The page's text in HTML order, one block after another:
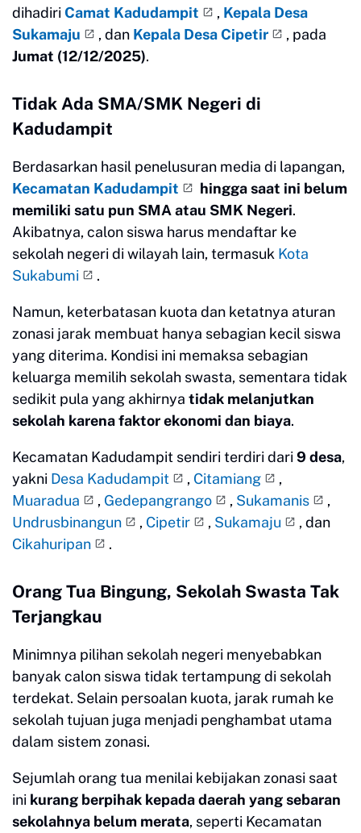
dihadiri Camat Kadudampit , Kepala Desa
Sukamaju
, dan Kepala Desa Cipetir
, pada
Jumat (12/12/2025).
Tidak Ada SMA/SMK Negeri di
Kadudampit
Berdasarkan hasil penelusuran media di lapangan,
Kecamatan Kadudampit
hingga saat ini belum
memiliki satu pun SMA atau SMK Negeri.
Akibatnya, calon siswa harus mendaftar ke
sekolah negeri di wilayah lain, termasuk Kota
Sukabumi
.
Namun, keterbatasan kuota dan ketatnya aturan
zonasi jarak membuat hanya sebagian kecil siswa
yang diterima. Kondisi ini memaksa sebagian
keluarga memilih sekolah swasta, sementara tidak
sedikit pula yang akhirnya tidak melanjutkan
sekolah karena faktor ekonomi dan biaya.
Kecamatan Kadudampit sendiri terdiri dari 9 desa,
yakni Desa Kadudampit , Citamiang
,
Muaradua
, Gedepangrango , Sukamanis
,
Undrusbinangun
, Cipetir , Sukamaju
, dan
Cikahuripan
.
Orang Tua Bingung, Sekolah Swasta Tak
Terjangkau
Minimnya pilihan sekolah negeri menyebabkan
banyak calon siswa tidak tertampung di sekolah
terdekat. Selain persoalan kuota, jarak rumah ke
sekolah tujuan juga menjadi penghambat utama
dalam sistem zonasi.
Sejumlah orang tua menilai kebijakan zonasi saat
ini kurang berpihak kepada daerah yang sebaran
sekolahnya belum merata, seperti Kecamatan